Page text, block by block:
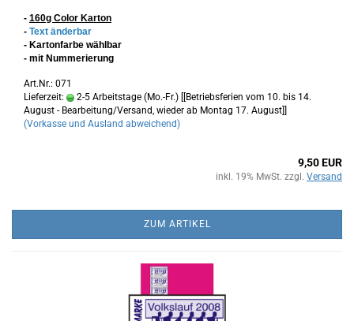
- 160g Color Karton
- Text änderbar
- Kartonfarbe wählbar
- mit Nummerierung
Art.Nr.: 071
Lieferzeit:
2-5 Arbeitstage (Mo.-Fr.) [[Betriebsferien vom 10. bis 14.
August - Bearbeitung/Versand, wieder ab Montag 17. August]]
(Vorkasse und Ausland abweichend)
9,50 EUR
inkl. 19% MwSt. zzgl. Versand
ZUM ARTIKEL